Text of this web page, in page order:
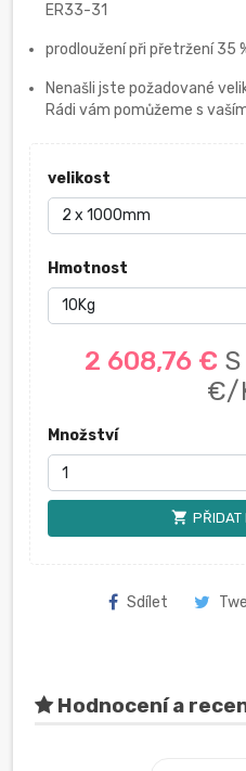
ER33-31
prodloužení při přetržení 35
Nenašli jste požadované
Rádi vám pomůžeme s
velikost
Hmotnost
2 608,76 €
€/
Množství
shopping_cart PŘIDAT
Sdílet
Hodnocení a